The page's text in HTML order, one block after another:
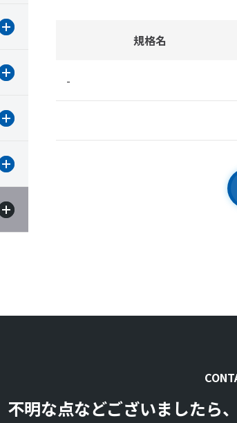
規格名
-
不明な点などございましたら